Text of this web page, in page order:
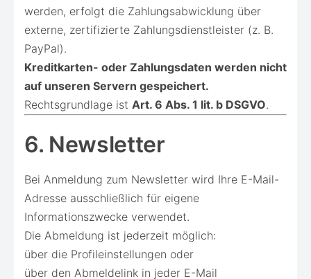
werden, erfolgt die Zahlungsabwicklung über
externe, zertifizierte Zahlungsdienstleister (z. B.
PayPal).
Kreditkarten- oder Zahlungsdaten werden nicht
auf unseren Servern gespeichert.
Rechtsgrundlage ist Art. 6 Abs. 1 lit. b DSGVO.
6. Newsletter
Bei Anmeldung zum Newsletter wird Ihre E-Mail-
Adresse ausschließlich für eigene
Informationszwecke verwendet.
Die Abmeldung ist jederzeit möglich:
über die Profileinstellungen oder
über den Abmeldelink in jeder E-Mail